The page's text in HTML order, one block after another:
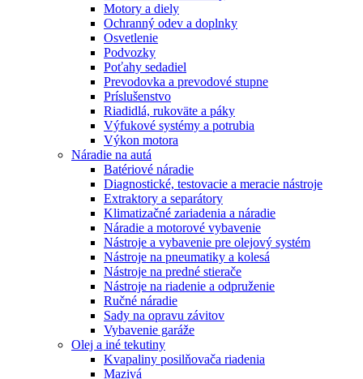
Motory a diely
Ochranný odev a doplnky
Osvetlenie
Podvozky
Poťahy sedadiel
Prevodovka a prevodové stupne
Príslušenstvo
Riadidlá, rukoväte a páky
Výfukové systémy a potrubia
Výkon motora
Náradie na autá
Batériové náradie
Diagnostické, testovacie a meracie nástroje
Extraktory a separátory
Klimatizačné zariadenia a náradie
Náradie a motorové vybavenie
Nástroje a vybavenie pre olejový systém
Nástroje na pneumatiky a kolesá
Nástroje na predné stierače
Nástroje na riadenie a odpruženie
Ručné náradie
Sady na opravu závitov
Vybavenie garáže
Olej a iné tekutiny
Kvapaliny posilňovača riadenia
Mazivá